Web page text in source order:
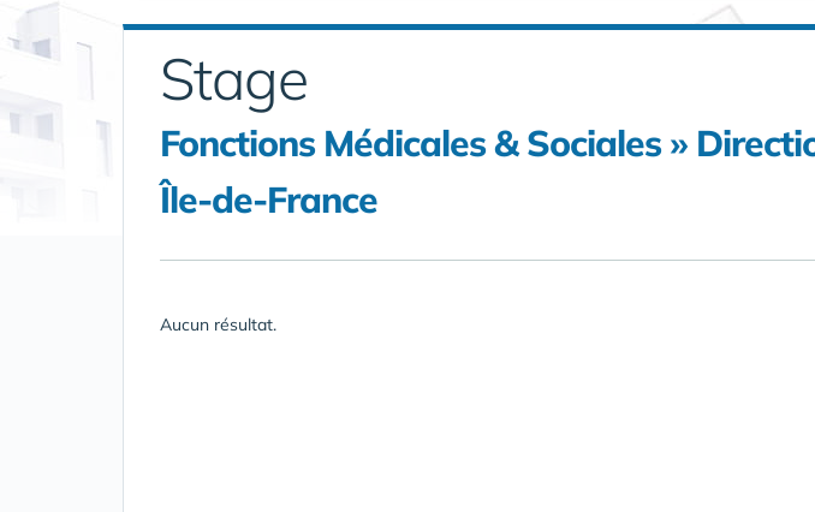
Stage
Fonctions Médicales & Sociales »
Île-de-France
Aucun résultat.